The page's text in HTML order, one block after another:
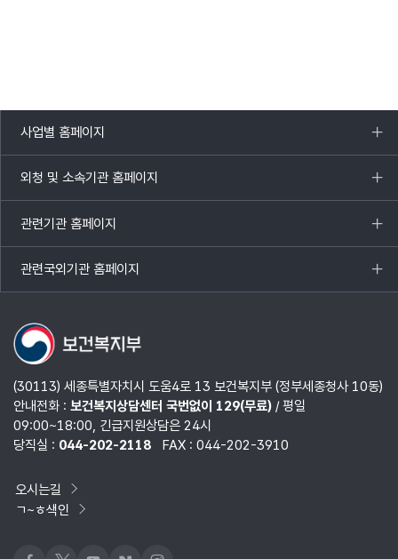
사업별 홈페이지
목록
열기
외청 및 소속기관 홈페이지
목록
열기
관련기관 홈페이지
목록
열기
관련국외기관 홈페이지
목록
열기
(30113) 세종특별자치시 도움4로 13 보건복지부 (정부세종청사 10동)
안내전화 : 보건복지상담센터 국번없이 129(무료)/ 평일
09:00~18:00, 긴급지원상담은 24시
당직실 : 044-202-2118 FAX : 044-202-3910
오시는길
ㄱ~ㅎ색인